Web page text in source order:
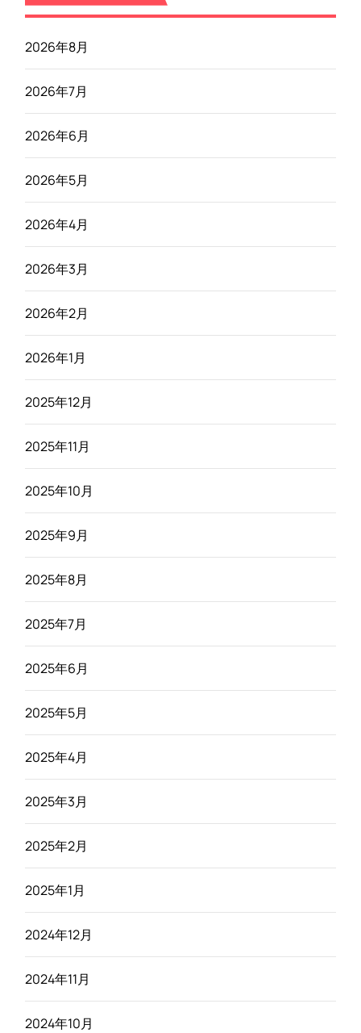
2026年8月
2026年7月
2026年6月
2026年5月
2026年4月
2026年3月
2026年2月
2026年1月
2025年12月
2025年11月
2025年10月
2025年9月
2025年8月
2025年7月
2025年6月
2025年5月
2025年4月
2025年3月
2025年2月
2025年1月
2024年12月
2024年11月
2024年10月